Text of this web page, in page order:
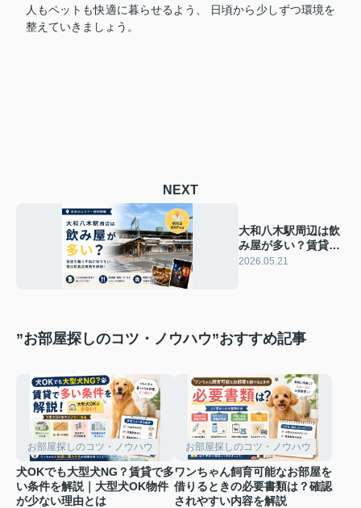
人もペットも快適に暮らせるよう、 日頃から少しずつ環境を
整えていきましょう。
NEXT
大和八木駅周辺は飲
み屋が多い？賃貸で
暮らす前に知りたい
2026.05.21
”お部屋探しのコツ・ノウハウ”おすすめ記事
お部屋探しのコツ・ノウハウ
犬OKでも大型犬NG？賃貸で多
い条件を解説｜大型犬OK物件
が少ない理由とは
お部屋探しのコツ・ノウハウ
ワンちゃん飼育可能なお部屋を
借りるときの必要書類は？確認
されやすい内容を解説